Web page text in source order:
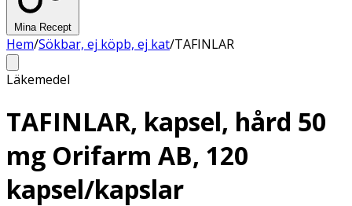
Mina Recept
Hem/Sökbar, ej köpb, ej kat/TAFINLAR
Läkemedel
TAFINLAR, kapsel, hård 50
mg Orifarm AB, 120
kapsel/kapslar